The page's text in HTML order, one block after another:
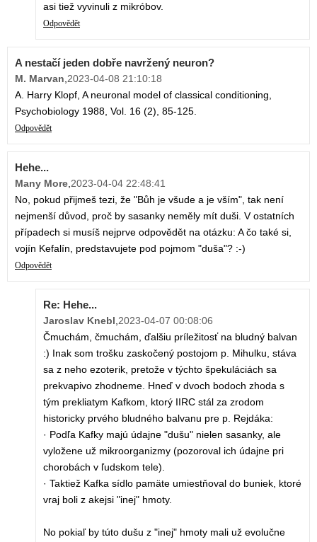
asi tiež vyvinuli z mikróbov.
Odpovědět
A nestačí jeden dobře navržený neuron?
M. Marvan 2023-04-08 21:10:18
A. Harry Klopf, A neuronal model of classical conditioning,
Psychobiology 1988, Vol. 16 (2), 85-125.
Odpovědět
Hehe...
Many More 2023-04-04 22:48:41
No, pokud přijmeš tezi, že "Bůh je všude a je vším", tak není
nejmenší důvod, proč by sasanky neměly mít duši. V ostatních
případech si musíš nejprve odpovědět na otázku: A čo také si,
vojín Kefalín, predstavujete pod pojmom "duša"? :-)
Odpovědět
Re: Hehe...
Jaroslav Knebl 2023-04-07 00:08:06
Čmuchám, čmuchám, ďalšiu príležitosť na bludný balvan
:) Inak som trošku zaskočený postojom p. Mihulku, stáva
sa z neho ezoterik, pretože v týchto špekuláciách sa
prekvapivo zhodneme. Hneď v dvoch bodoch zhoda s
tým prekliatym Kafkom, ktorý IIRC stál za zrodom
historicky prvého bludného balvanu pre p. Rejdáka:
· Podľa Kafky majú údajne "dušu" nielen sasanky, ale
vyložene už mikroorganizmy (pozoroval ich údajne pri
chorobách v ľudskom tele).
· Taktiež Kafka sídlo pamäte umiestňoval do buniek, ktoré
vraj boli z akejsi "inej" hmoty.
No pokiaľ by túto dušu z "inej" hmoty mali už evolučne